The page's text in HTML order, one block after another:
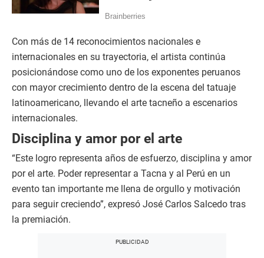
Con más de 14 reconocimientos nacionales e
internacionales en su trayectoria, el artista continúa
posicionándose como uno de los exponentes peruanos
con mayor crecimiento dentro de la escena del tatuaje
latinoamericano, llevando el arte tacneño a escenarios
internacionales.
Disciplina y amor por el arte
“Este logro representa años de esfuerzo, disciplina y amor
por el arte. Poder representar a Tacna y al Perú en un
evento tan importante me llena de orgullo y motivación
para seguir creciendo”, expresó José Carlos Salcedo tras
la premiación.